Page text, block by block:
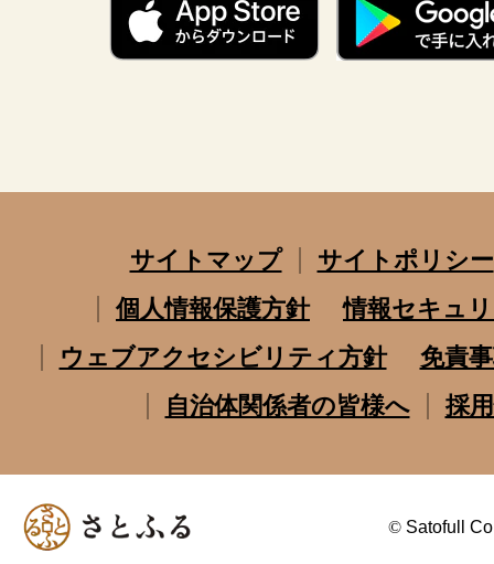
サイトマップ
サイトポリシー
個人情報保護方針
情報セキュ
ウェブアクセシビリティ方針
免責
自治体関係者の皆様へ
採
© Satofull